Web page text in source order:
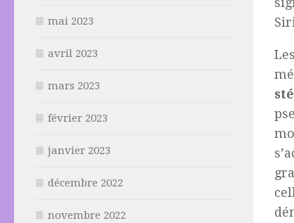
mai 2023
avril 2023
mars 2023
février 2023
janvier 2023
décembre 2022
novembre 2022